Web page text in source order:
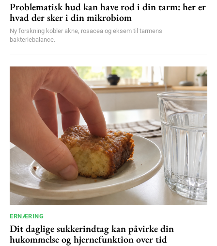
Problematisk hud kan have rod i din tarm: her er
hvad der sker i din mikrobiom
Ny forskning kobler akne, rosacea og eksem til tarmens
bakteriebalance.
ERNÆRING
Dit daglige sukkerindtag kan påvirke din
hukommelse og hjernefunktion over tid